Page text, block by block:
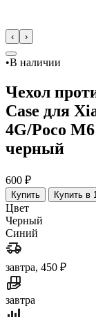
‹ ›
•В наличии
Чехол
Case для
4G/Poco
черный
600 ₽
Купить Купить в
Цвет
Черный
Синий
завтра, 450 ₽
завтра